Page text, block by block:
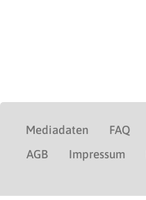
Mediadaten FAQ
AGB
Impressum